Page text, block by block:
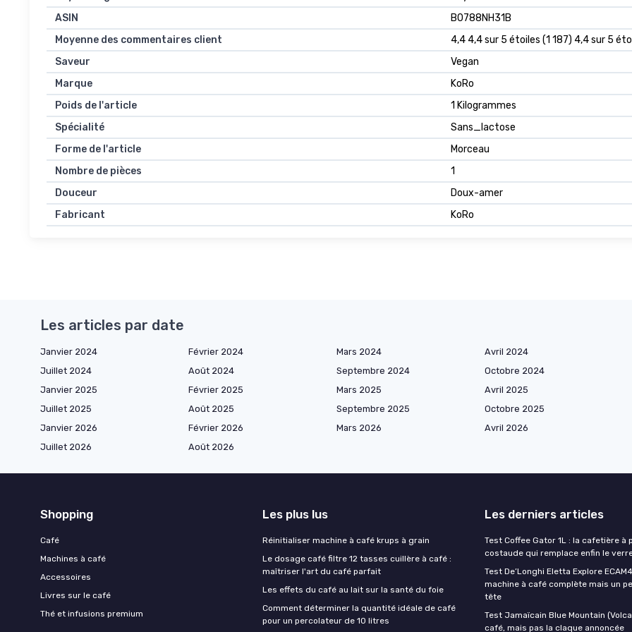
ASIN
B0788NH31B
Moyenne des commentaires client
4,4 4,4 sur 5 étoiles (1 187) 4,4 sur 5
Saveur
Vegan
Marque
KoRo
Poids de l'article
1 Kilogrammes
Spécialité
Sans_lactose
Forme de l'article
Morceau
Nombre de pièces
1
Douceur
Doux-amer
Fabricant
KoRo
Les articles par date
Janvier 2024 Février 2024 Mars 2024
Avril 2024
Juillet 2024
Août 2024 Septembre 2024
Octobre 2024
Janvier 2025
Février 2025 Mars 2025
Avril 2025
Juillet 2025
Août 2025 Septembre 2025
Octobre 2025
Janvier 2026
Février 2026 Mars 2026
Avril 2026
Juillet 2026
Août 2026
Shopping
Café
Machines à café
Accessoires
Livres sur le café
Thé et infusions premium
Les plus lus
Réinitialiser machine à café krups à grain
Le dosage café filtre 12 tasses cuillère à café :
maîtriser l'art du café parfait
Les effets du café au lait sur la santé du foie
Comment déterminer la quantité idéale de café
pour un percolateur de 10 litres
Les derniers articles
Test Coffee Gator 1L : la cafetière à
costaude qui remplace enfin le
Test De’Longhi Eletta Explore
machine à café complète mais un
tête
Test Jamaïcain Blue Mountain
café, mais pas la claque annoncée